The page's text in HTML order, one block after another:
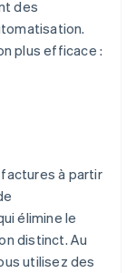
des
plus efficace :
à partir
élimine le
distinct. Au
utilisez des